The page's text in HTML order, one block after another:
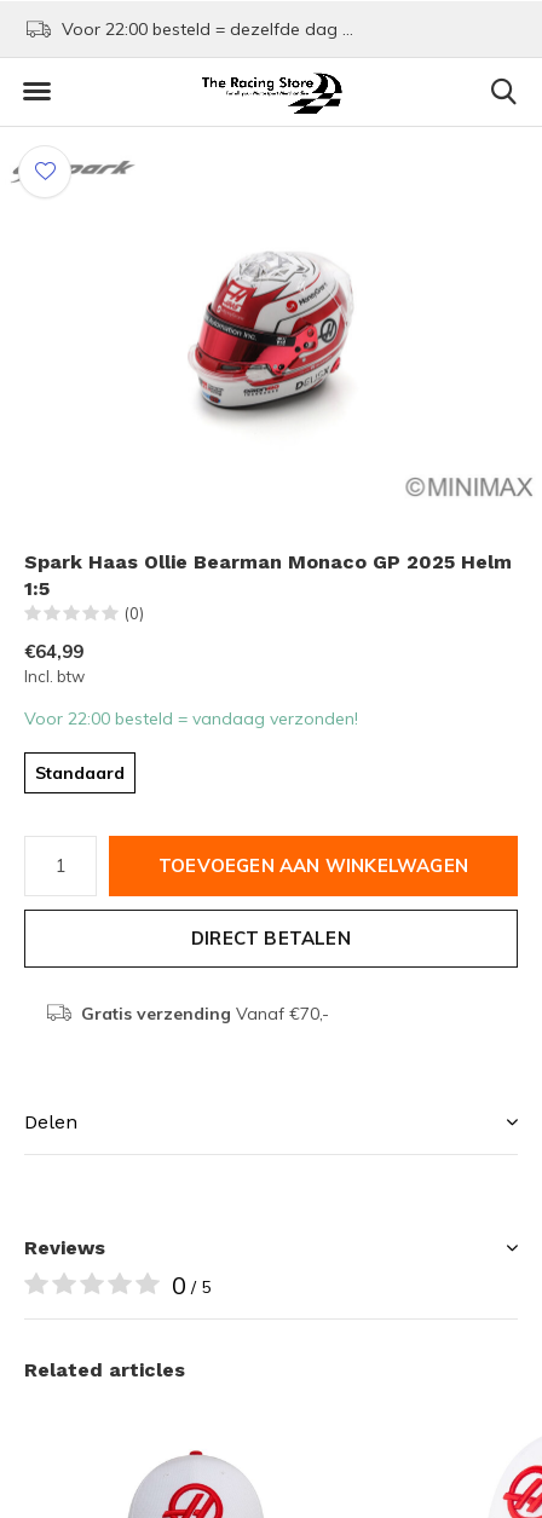
Voor 22:00 besteld = dezelfde dag verzonden!
Spark Haas Ollie Bearman Monaco GP 2025 Helm
1:5
(0)
€64,99
Incl. btw
Voor 22:00 besteld = vandaag verzonden!
Standaard
TOEVOEGEN AAN WINKELWAGEN
DIRECT BETALEN
Gratis verzending Vanaf €70,-
Delen
Reviews
0 / 5
Related articles